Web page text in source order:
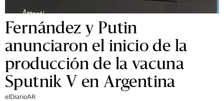
Fernández y Putin
anunciaron el inicio de la
producción de la vacuna
Sputnik V en Argentina
elDiarioAR